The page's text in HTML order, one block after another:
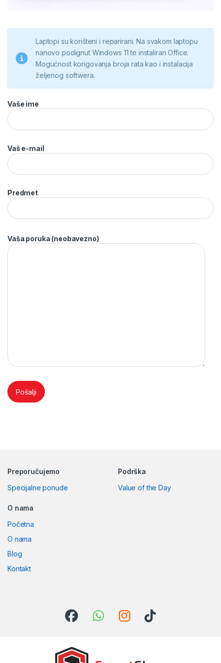
Laptopi su korišteni i reparirani. Na svakom laptopu
nanovo podignut Windows 11 te instaliran Office.
Mogućnost korigovanja broja rata kao i instalacija
željenog softwera.
Vaše ime
Vaš e-mail
Predmet
Vaša poruka (neobavezno)
Preporučujemo
Specijalne ponude
Podrška
Value of the Day
O nama
Početna
O nama
Blog
Kontakt